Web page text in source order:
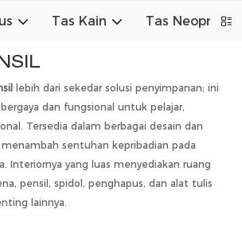
Tas Kain Tas Neoprena
lebih dari sekedar solusi penyimpanan; ini
dan fungsional untuk pelajar,
Tersedia dalam berbagai desain dan
sentuhan kepribadian pada
Interiornya yang luas menyediakan ruang
pensil, spidol, penghapus, dan alat tulis
lainnya.